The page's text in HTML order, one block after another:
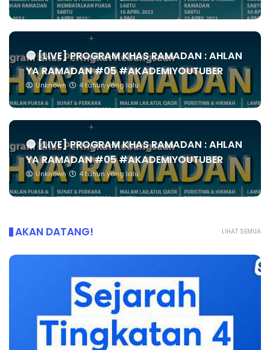
🔴 [LIVE] PROGRAM KHAS RAMADAN : AHLAN
YA RAMADAN #05 #AKADEMIYOUTUBER
Unknown 4 tahun yang lalu
🔴 [LIVE] PROGRAM KHAS RAMADAN : AHLAN
YA RAMADAN #05 #AKADEMIYOUTUBER
Unknown 4 tahun yang lalu
LIHAT SEMUA
AKAN DATANG!